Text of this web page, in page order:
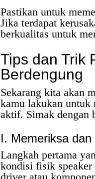
Pastikan untuk
Jika terdapat
berkualitas untuk
Tips dan Trik
Berdengung
Sekarang kita akan
kamu lakukan untuk
aktif. Simak dengan
I. Memeriksa
Langkah pertama
kondisi fisik speaker